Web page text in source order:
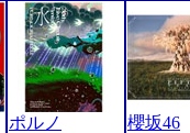
ポルノ
櫻坂46